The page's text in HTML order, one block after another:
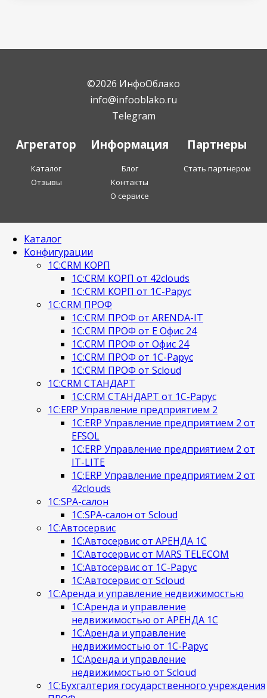
Агрегатор
Каталог
Отзывы
Информация
Блог
Контакты
О сервисе
Партнеры
Стать партнером
©2026 ИнфоОблако
info@infooblako.ru
Telegram
Каталог
Конфигурации
1С:CRM КОРП
1С:CRM КОРП от 42clouds
1С:CRM КОРП от 1С-Рарус
1С:CRM ПРОФ
1С:CRM ПРОФ от ARENDA-IT
1С:CRM ПРОФ от Е Офис 24
1С:CRM ПРОФ от Офис 24
1С:CRM ПРОФ от 1С-Рарус
1С:CRM ПРОФ от Scloud
1С:CRM СТАНДАРТ
1С:CRM СТАНДАРТ от 1С-Рарус
1С:ERP Управление предприятием 2
1С:ERP Управление предприятием 2 от
EFSOL
1С:ERP Управление предприятием 2 от
IT-LITE
1С:ERP Управление предприятием 2 от
42clouds
1С:SPA-салон
1С:SPA-салон от Scloud
1С:Автосервис
1С:Автосервис от АРЕНДА 1С
1С:Автосервис от MARS TELECOM
1С:Автосервис от 1С-Рарус
1С:Автосервис от Scloud
1С:Аренда и управление недвижимостью
1С:Аренда и управление
недвижимостью от АРЕНДА 1С
1С:Аренда и управление
недвижимостью от 1С-Рарус
1С:Аренда и управление
недвижимостью от Scloud
1С:Бухгалтерия государственного учреждения